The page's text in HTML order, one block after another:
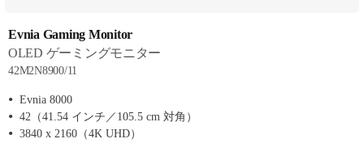
Evnia Gaming Monitor
OLED ゲーミングモニター
42M2N8900/11
Evnia 8000
42（41.54 インチ／105.5 cm 対角）
3840 x 2160（4K UHD）